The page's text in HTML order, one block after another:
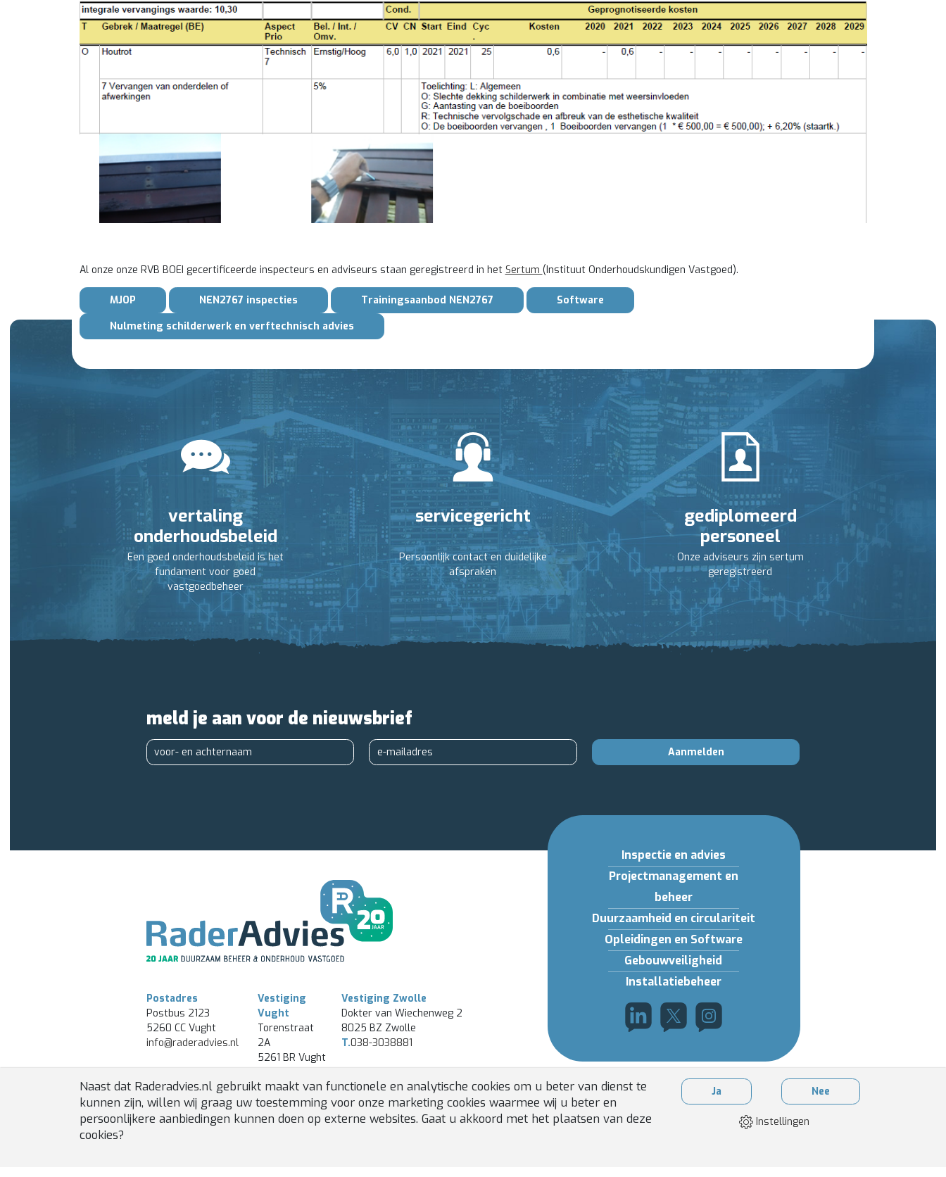
Al onze onze RVB BOEI gecertificeerde inspecteurs en adviseurs staan geregistreerd in het Sertum (Instituut Onderhoudskundigen Vastgoed).
MJOP NEN2767 inspecties Trainingsaanbod NEN2767
Software
Nulmeting schilderwerk en verftechnisch advies
vertaling
onderhoudsbeleid
Een goed onderhoudsbeleid is het
fundament voor goed
vastgoedbeheer
servicegericht
Persoonlijk contact en duidelijke
afspraken
gediplomeerd
personeel
Onze adviseurs zijn sertum
geregistreerd
meld je aan voor de nieuwsbrief
Aanmelden
Postadres
Postbus 2123
5260 CC Vught
info@raderadvies.nl
Vestiging
Vught
Torenstraat
2A
5261 BR Vught
5442000
Vestiging Zwolle
Dokter van Wiechenweg 2
8025 BZ Zwolle
T.038-3038881
Inspectie en advies
Projectmanagement en
beheer
Duurzaamheid en circulariteit
Opleidingen en Software
Gebouwveiligheid
Installatiebeheer
Naast dat Raderadvies.nl gebruikt maakt van functionele en analytische cookies om u beter van dienst te
kunnen zijn, willen wij graag uw toestemming voor onze marketing cookies waarmee wij u beter en
persoonlijkere aanbiedingen kunnen doen op externe websites. Gaat u akkoord met het plaatsen van deze
cookies?
Ja Nee
Instellingen